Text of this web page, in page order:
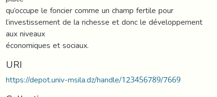
qu’occupe le foncier comme un champ fertile pour
l’investissement de la richesse et donc le développement
aux niveaux
économiques et sociaux.
URI
https://depot.univ-msila.dz/handle/123456789/7669